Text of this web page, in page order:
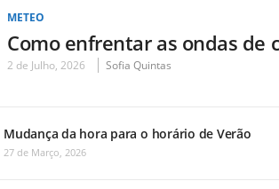
METEO
Como enfrentar as ondas de
2 de Julho, 2026 Sofia Quintas
Mudança da hora para o horário de Verão
27 de Março, 2026